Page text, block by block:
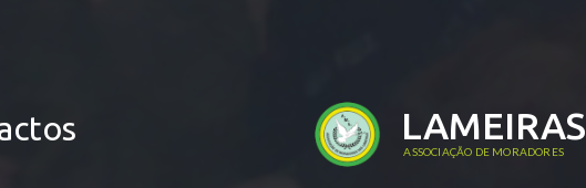
LAMEIRAS
ASSOCIAÇÃO DE MORADORES